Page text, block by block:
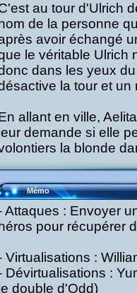
au tour d'Ulrich
de la personne
avoir échangé
le véritable Ulrich
dans les yeux
la tour et un
allant en ville,
leur demande si elle
la blonde
Mémo
Attaques : Envoyer
héros pour récupérer
Virtualisations :
Dévirtualisations :
le double d'Odd)